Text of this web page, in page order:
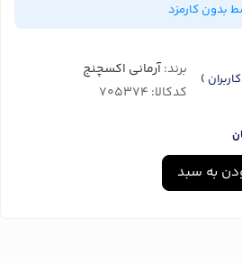
بدون کارمزد
) برند:آرمانی اکسچنج
کدکالا:
به سبد